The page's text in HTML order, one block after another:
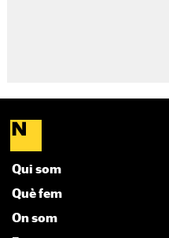
Qui som
Què fem
On som